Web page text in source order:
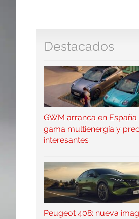
Destacados
GWM arranca en
gama multienergía y
interesantes
Peugeot 408: nueva